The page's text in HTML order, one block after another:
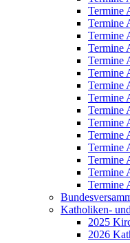
Termine
Termine
Termine
Termine
Termine
Termine
Termine
Termine
Termine
Termine
Termine
Termine
Termine
Termine
Termine
Katholiken-
2025
2026